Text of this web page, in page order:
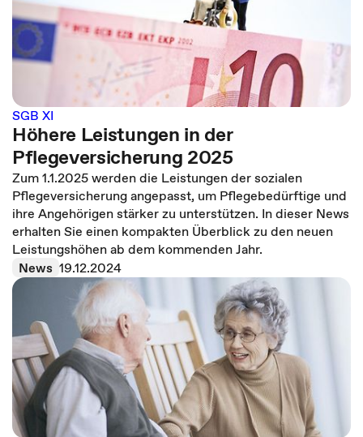
SGB XI
Höhere Leistungen in der
Pflegeversicherung 2025
Zum 1.1.2025 werden die Leistungen der sozialen
Pflegeversicherung angepasst, um Pflegebedürftige und
ihre Angehörigen stärker zu unterstützen. In dieser News
erhalten Sie einen kompakten Überblick zu den neuen
Leistungshöhen ab dem kommenden Jahr.
News 19.12.2024